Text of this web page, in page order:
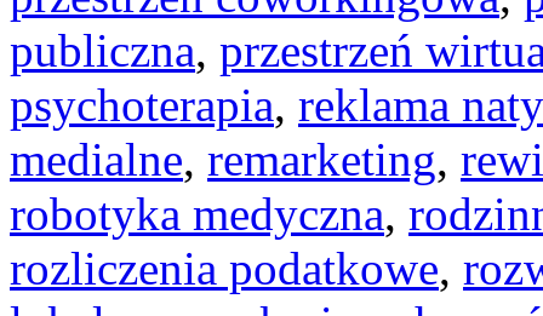
publiczna, przestrzeń
psychoterapia, reklama
medialne, remarketing,
robotyka medyczna,
rozliczenia podatkowe,